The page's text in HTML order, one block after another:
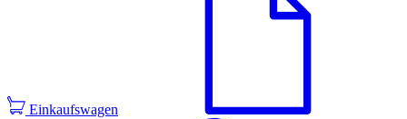
Einkaufswagen